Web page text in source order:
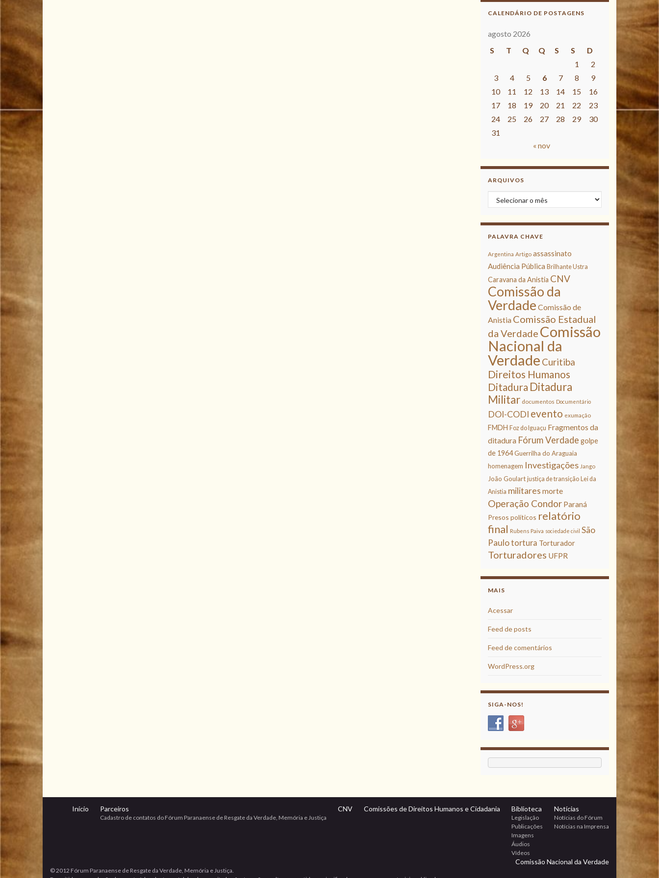
CALENDÁRIO DE POSTAGENS
agosto 2026
S
T Q Q S S
D
1
2
3
4 5 6 7 8
9
10
11 12 13 14 15
16
17
18 19 20 21 22
23
24
25 26 27 28 29
30
31
« nov
ARQUIVOS
Arquivos
PALAVRA CHAVE
Argentina Artigo assassinato
Audiência Pública Brilhante Ustra
Caravana da Anistia CNV
Comissão da
Verdade Comissão de
Anistia Comissão Estadual
da Verdade Comissão
Nacional da
Verdade Curitiba
Direitos Humanos
Ditadura Ditadura
Militar documentos Documentário
DOI-CODI evento exumação
FMDH Foz do Iguaçu Fragmentos da
ditadura Fórum Verdade golpe
de 1964 Guerrilha do Araguaia
homenagem Investigações Jango
João Goulart justiça de transição Lei da
Anistia militares morte
Operação Condor Paraná
Presos políticos relatório
final Rubens Paiva sociedade civil São
Paulotortura Torturador
Torturadores UFPR
MAIS
Acessar
Feed de posts
Feed de comentários
WordPress.org
SIGA-NOS!
Início Parceiros
Cadastro de contatos do Fórum Paranaense de Resgate da Verdade, Memória e Justiça
CNV Comissões de Direitos Humanos e Cidadania Biblioteca
Legislação
Publicações
Imagens
Áudios
Vídeos
Notícias
Notícias do Fórum
Notícias na Imprensa
Comissão Nacional da Verdade
© 2012 Fórum Paranaense de Resgate da Verdade, Memória e Justiça.